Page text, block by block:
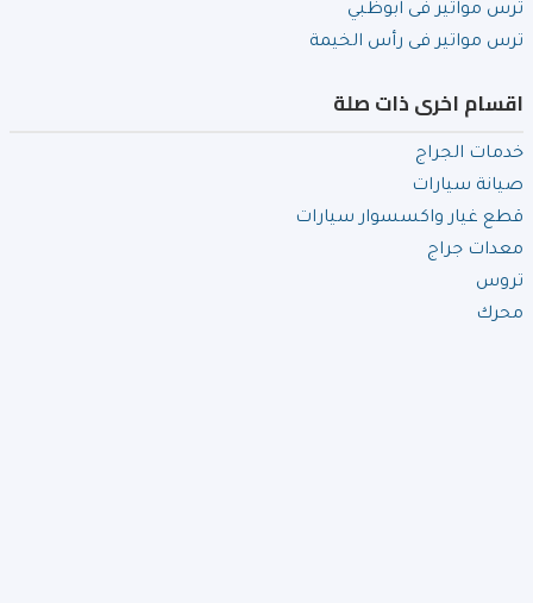
ترس مواتير فى ابوظبي
ترس مواتير فى رأس الخيمة
اقسام اخرى ذات صلة
خدمات الجراج
صيانة سيارات
قطع غيار واكسسوار سيارات
معدات جراج
تروس
محرك